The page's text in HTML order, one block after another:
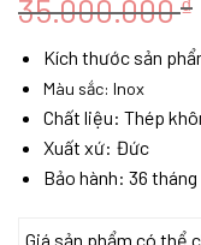
35.000.000
Kích thước sản
Màu sắc: Inox
Chất liệu: Thép
Xuất xứ: Đức
Bảo hành: 36 tháng
Giá sản phẩm có thể